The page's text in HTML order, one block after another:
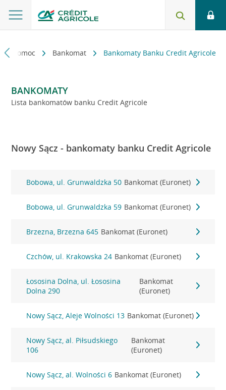
i pomoc Bankomat Bankomaty Banku Credit Agricole
BANKOMATY
Lista bankomatów banku Credit Agricole
Nowy Sącz - bankomaty banku Credit Agricole
Bobowa, ul. Grunwaldzka 50 Bankomat (Euronet)
Bobowa, ul. Grunwaldzka 59 Bankomat (Euronet)
Brzezna, Brzezna 645 Bankomat (Euronet)
Czchów, ul. Krakowska 24 Bankomat (Euronet)
Łososina Dolna, ul. Łososina
Dolna 290
Bankomat
(Euronet)
Nowy Sącz, Aleje Wolności 13 Bankomat (Euronet)
Nowy Sącz, al. Piłsudskiego
106
Bankomat
(Euronet)
Nowy Sącz, al. Wolności 6 Bankomat (Euronet)